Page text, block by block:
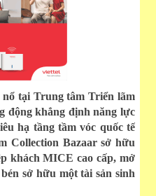
tại Trung tâm Triển lãm
động khẳng định năng lực
hạ tầng tầm vóc quốc tế
Collection Bazaar sở hữu
khách MICE cao cấp, mở
sở hữu một tài sản sinh